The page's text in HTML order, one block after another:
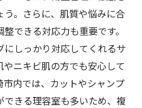
。さらに、肌質や悩みに合
できる対応力も重要です。
しっかり対応してくれるサ
ニキビ肌の方でも安心して
内では、カットやシャンプ
きる理容室も多いため、複